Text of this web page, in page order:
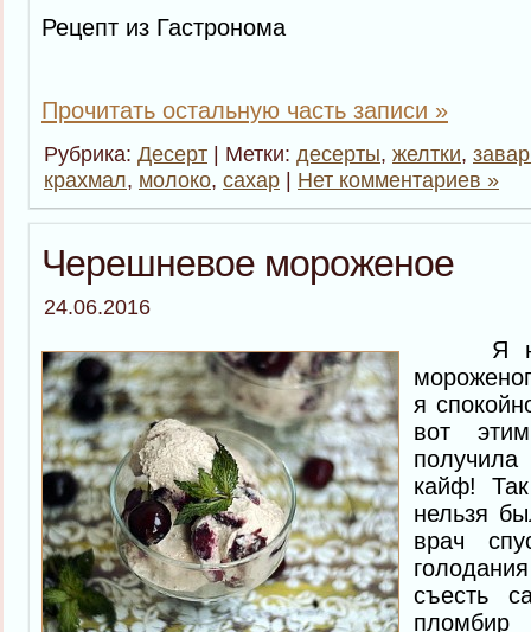
Рецепт из Гастронома
Прочитать остальную часть записи »
Рубрика: Десерт | Метки: десерты, желтки,
крахмал, молоко, сахар | Нет комментариев »
Черешневое мороженое
24.06.2016
Я не
я
вот
кайф!
нельзя
врач
съесть